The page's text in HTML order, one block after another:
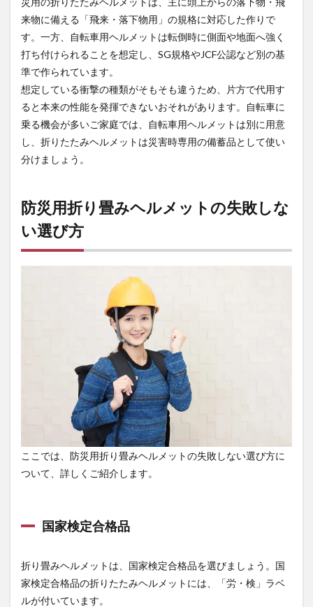
5
長く
安全
に使
うた
め
に：
耐用
年数
と定
検
まと
め
6.1
防災
店 ま
もる
君】
来物に備える「飛来・落下物用」の規格に対応した作りで
す。一方、自転車用ヘルメットは転倒時に側面や地面へ強く
打ち付けられることを想定し、SG規格やJCF公認など別の基
準で作られています。
想定している衝撃の種類がそもそも違うため、片方で代用す
ると本来の性能を発揮できないおそれがあります。自転車に
乗る機会が多いご家庭では、自転車用ヘルメットは別に用意
し、折りたたみヘルメットは災害時専用の備蓄品として使い
分けましょう。
防災用折り畳みヘルメットの失敗しな
い選び方
ここでは、防災用折り畳みヘルメットの失敗しない選び方に
ついて、詳しくご紹介します。
国家検定合格品
折り畳みヘルメットは、国家検定合格品を選びましょう。国
家検定合格品の折りたたみヘルメットには、「労・検」ラベ
ルが付いています。